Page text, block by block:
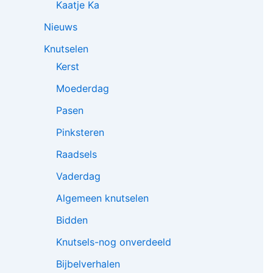
Kaatje Ka
Nieuws
Knutselen
Kerst
Moederdag
Pasen
Pinksteren
Raadsels
Vaderdag
Algemeen knutselen
Bidden
Knutsels-nog onverdeeld
Bijbelverhalen